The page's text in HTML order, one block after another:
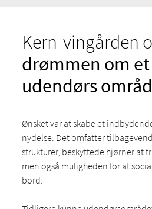
Kern-vingården
drømmen om
udendørs
Ønsket var at skabe et
nydelse. Det omfatter
strukturer, beskyttede hjørner at
men også muligheden for at
bord.